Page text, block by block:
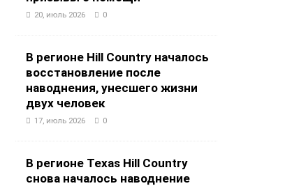
20, июль 2026 0
В регионе Hill Country началось
восстановление после
наводнения, унесшего жизни
двух человек
17, июль 2026 0
В регионе Texas Hill Country
снова началось наводнение